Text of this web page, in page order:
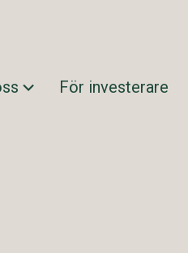
För investerare